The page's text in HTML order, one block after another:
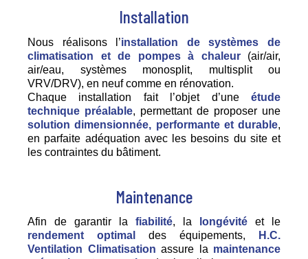
Installation
Nous réalisons l’installation de systèmes de
climatisation et de pompes à chaleur(air/air,
air/eau, systèmes monosplit, multisplit ou
VRV/DRV), en neuf comme en rénovation.
Chaque installation fait l’objet d’une étude
technique préalable, permettant de proposer une
solution dimensionnée, performante et durable,
en parfaite adéquation avec les besoins du site et
les contraintes du bâtiment.
Maintenance
Afin de garantir la fiabilité, la longévité et le
rendement optimal
des équipements,
H.C.
Ventilation Climatisation assure la maintenance